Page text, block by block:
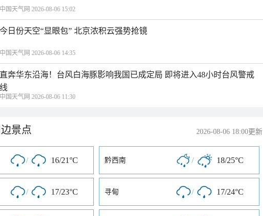
中国天气网 2026-08-06 15:02
今日份天空“显眼包” 北京浓积云强势抢镜
中国天气网 2026-08-06 14:35
直奔华东沿海！台风白海豚影响我国已成定局 即将进入48小时台风警戒
线
中国天气网 2026-08-06 11:30
景点 2026-08-06 18:00更新
/ 16/21°C 黔西南 / 18/25°C
/ 17/23°C 寻甸 / 17/24°C